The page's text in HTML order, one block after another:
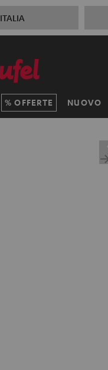
ITALIA
OFFERTE NUOVO